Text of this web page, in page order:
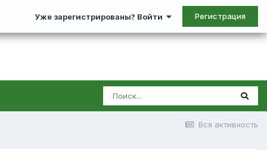
Уже зарегистрированы? Войти Регистрация
Вся активность